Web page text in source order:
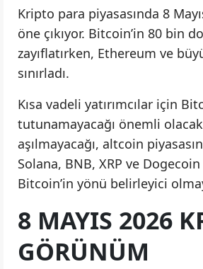
Kripto para piyasasında 8
öne çıkıyor. Bitcoin’in 80 bin
zayıflatırken, Ethereum ve
sınırladı.
Kısa vadeli yatırımcılar için
tutunamayacağı önemli
aşılmayacağı, altcoin
Solana, BNB, XRP ve
Bitcoin’in yönü belirleyici
8 MAYIS 2026
GÖRÜNÜM